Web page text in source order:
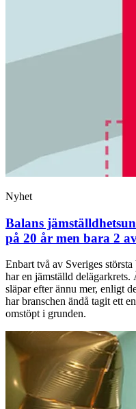
Nyhet
Balans
på 20 år men bara 2
Enbart två av Sveriges
har en jämställd
släpar efter ännu mer, enligt
har branschen ändå tagit ett
omstöpt i grunden.